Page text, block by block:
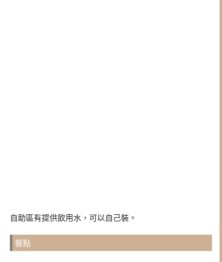
自助區有提供飲用水，可以自己裝。
餐點